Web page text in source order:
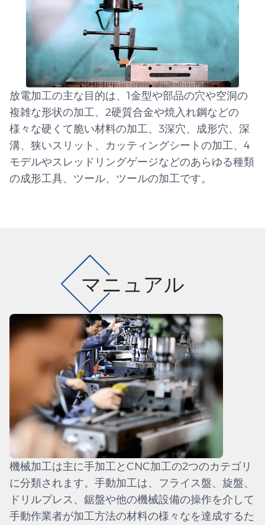
放電加工の主な目的は、1金型や部品の穴や空洞の
複雑な形状の加工、2硬質合金や焼入れ鋼などの
様々な硬くて脆い材料の加工、3深穴、成形穴、深
溝、狭いスリット、カッティングシートの加工、4
モデルやスレッドリングゲージなどのあらゆる種類
の成形工具、ツール、ツールの加工です。
マニュアル
機械加工は主に手加工とCNC加工の2つのカテゴリ
に分類されます。手動加工は、フライス盤、旋盤、
ドリルプレス、鋸盤や他の機械設備の操作を介して
手動作業者が加工方法の材料の様々なを達成するた